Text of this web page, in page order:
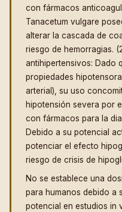
con fármacos
Tanacetum vulgare
alterar la cascada de
riesgo de hemorragias.
antihipertensivos: Dado
propiedades
arterial), su uso
hipotensión severa por
con fármacos para la
Debido a su potencial
potenciar el efecto
riesgo de crisis de
No se establece una
para humanos debido a
potencial en estudios in